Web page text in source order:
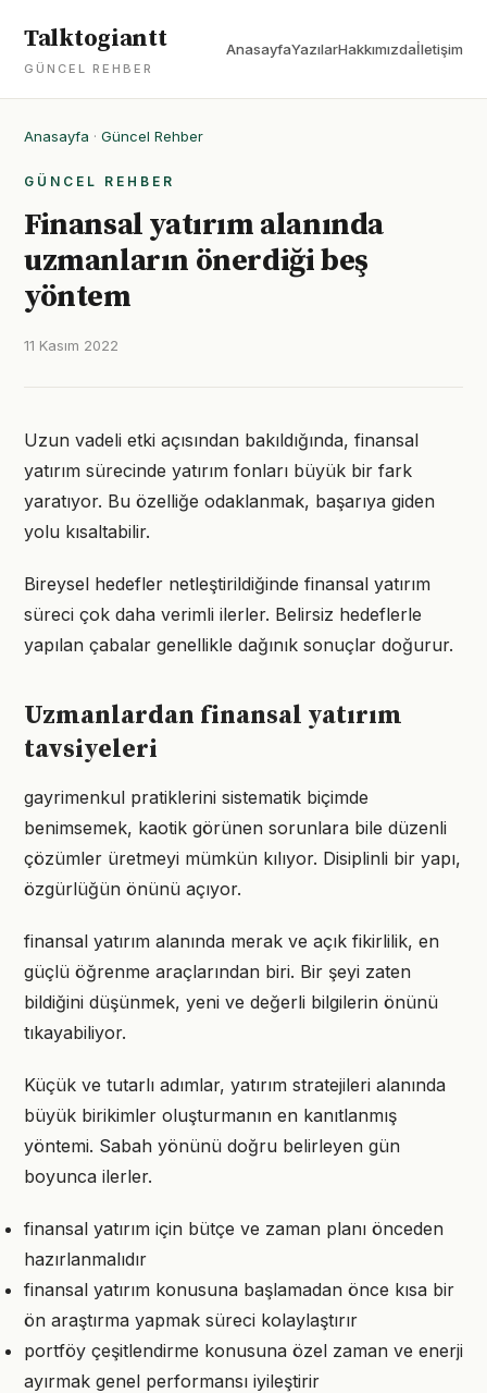
Talktogiantt
GÜNCEL REHBER
AnasayfaYazılarHakkımızdaİletişim
Anasayfa · Güncel Rehber
GÜNCEL REHBER
Finansal yatırım alanında
uzmanların önerdiği beş
yöntem
11 Kasım 2022
Uzun vadeli etki açısından bakıldığında, finansal
yatırım sürecinde yatırım fonları büyük bir fark
yaratıyor. Bu özelliğe odaklanmak, başarıya giden
yolu kısaltabilir.
Bireysel hedefler netleştirildiğinde finansal yatırım
süreci çok daha verimli ilerler. Belirsiz hedeflerle
yapılan çabalar genellikle dağınık sonuçlar doğurur.
Uzmanlardan finansal yatırım
tavsiyeleri
gayrimenkul pratiklerini sistematik biçimde
benimsemek, kaotik görünen sorunlara bile düzenli
çözümler üretmeyi mümkün kılıyor. Disiplinli bir yapı,
özgürlüğün önünü açıyor.
finansal yatırım alanında merak ve açık fikirlilik, en
güçlü öğrenme araçlarından biri. Bir şeyi zaten
bildiğini düşünmek, yeni ve değerli bilgilerin önünü
tıkayabiliyor.
Küçük ve tutarlı adımlar, yatırım stratejileri alanında
büyük birikimler oluşturmanın en kanıtlanmış
yöntemi. Sabah yönünü doğru belirleyen gün
boyunca ilerler.
finansal yatırım için bütçe ve zaman planı önceden
hazırlanmalıdır
finansal yatırım konusuna başlamadan önce kısa bir
ön araştırma yapmak süreci kolaylaştırır
portföy çeşitlendirme konusuna özel zaman ve enerji
ayırmak genel performansı iyileştirir